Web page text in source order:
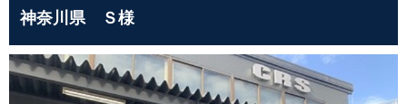
神奈川県 Ｓ様